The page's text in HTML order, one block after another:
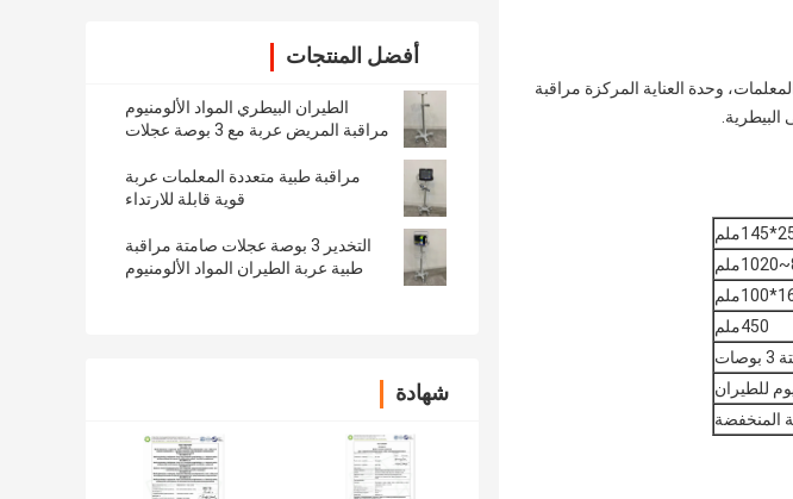
أفضل المنتجات
الطيران البيطري المواد الألومنيوم
مراقبة المريض عربة مع 3 بوصة عجلات
مراقبة طبية متعددة المعلمات عربة
قوية قابلة للارتداء
التخدير 3 بوصة عجلات صامتة مراقبة
طبية عربة الطيران المواد الألومنيوم
شهادة
وحدة العناية المركزة مراقبة
البيطرية.
450ملم
للطيران
المنخفضة